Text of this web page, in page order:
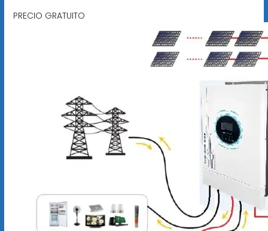
PRECIO GRATUITO